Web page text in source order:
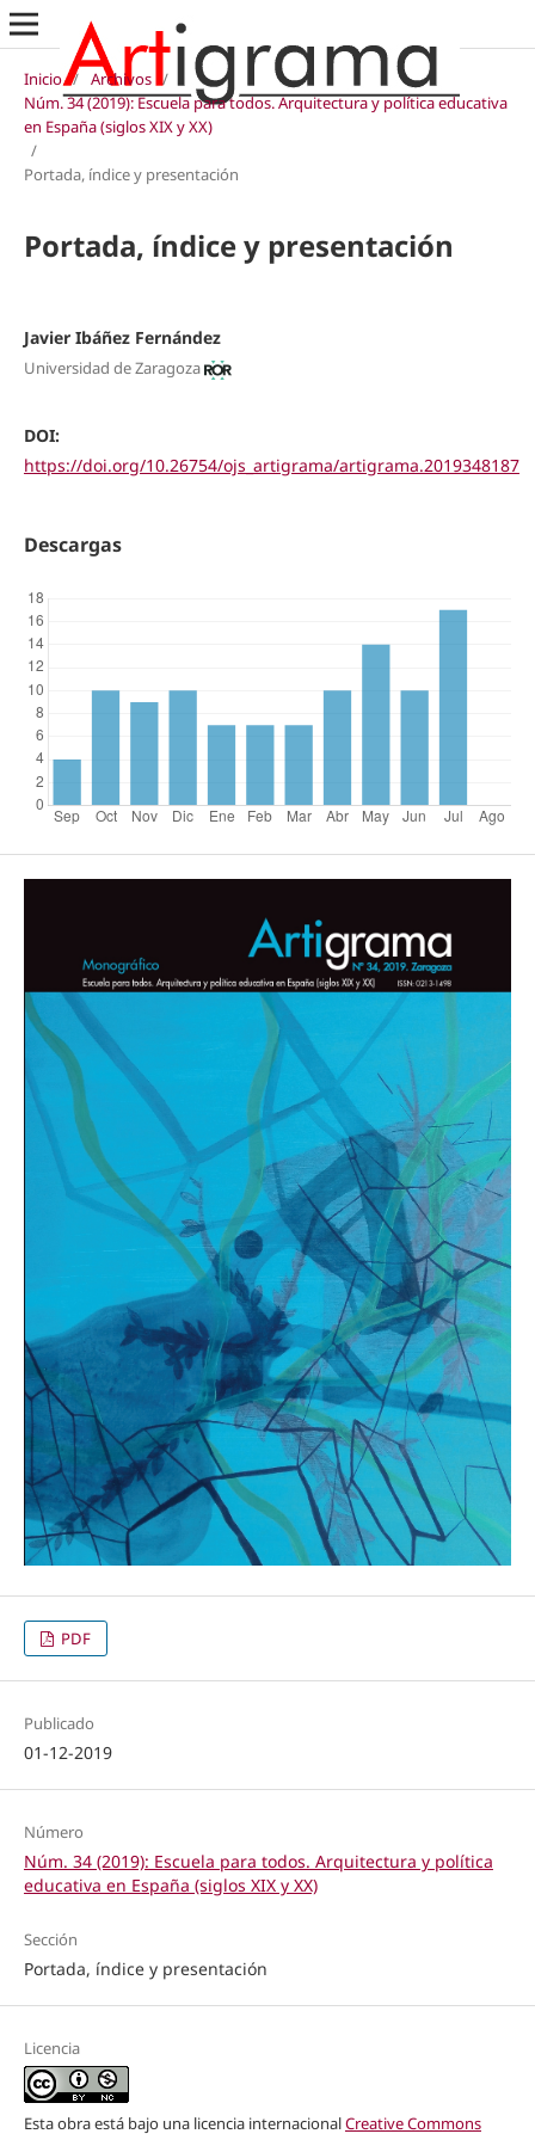
Inicio / Archivos /
Núm. 34 (2019): Escuela para todos. Arquitectura y política educativa
en España (siglos XIX y XX)
/
Portada, índice y presentación
Portada, índice y presentación
Javier Ibáñez Fernández
Universidad de Zaragoza
DOI:
https://doi.org/10.26754/ojs_artigrama/artigrama.2019348187
Descargas
PDF
Publicado
01-12-2019
Número
Núm. 34 (2019): Escuela para todos. Arquitectura y política
educativa en España (siglos XIX y XX)
Sección
Portada, índice y presentación
Licencia
Esta obra está bajo una licencia internacionalCreative Commons